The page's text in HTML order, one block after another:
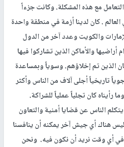
مع هذه المشكلة. وكانت جزءاً
. كان لدينا أزمة في منطقة واحدة
والكويت وعدد آخر من الدول
والأماكن الذين تشاركوا فيها
الذين تم إخلاؤهم. وسوياً وبمساعدة
تاريخياً أجلى آلاف من الناس وأكثر
رأيناه كان تجلياً عملياً للشراكة.
الناس عن قضايا أمنية والتعاون
هناك أي جيش آخر يمكنه أن ينافسنا
أي وقت نريد أن نكون فيه. ونحن